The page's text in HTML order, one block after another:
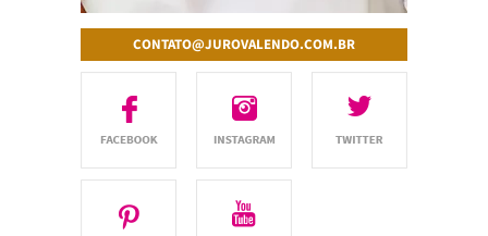
CONTATO@JUROVALENDO.COM.BR